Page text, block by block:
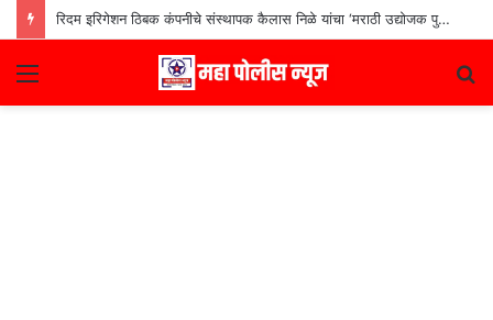
रिदम इरिगेशन ठिबक कंपनीचे संस्थापक कैलास निळे यांचा ‘मराठी उद्योजक पुरस्कार
Menu